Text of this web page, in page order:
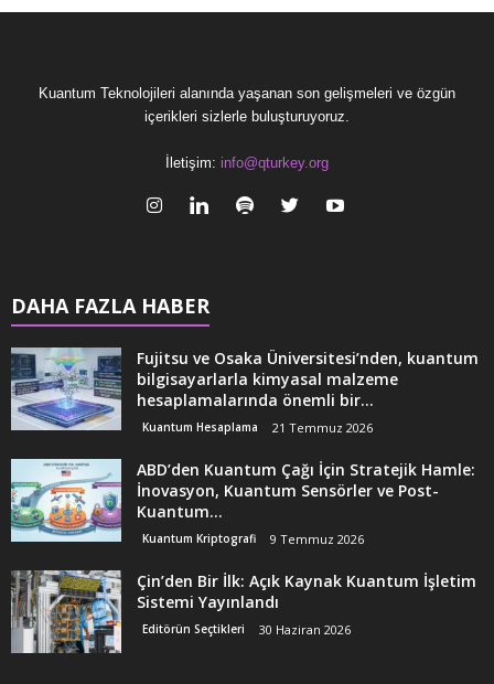
Kuantum Teknolojileri alanında yaşanan son gelişmeleri ve özgün
içerikleri sizlerle buluşturuyoruz.
İletişim: info@qturkey.org
DAHA FAZLA HABER
Fujitsu ve Osaka Üniversitesi’nden, kuantum
bilgisayarlarla kimyasal malzeme
hesaplamalarında önemli bir...
Kuantum Hesaplama 21 Temmuz 2026
ABD’den Kuantum Çağı İçin Stratejik Hamle:
İnovasyon, Kuantum Sensörler ve Post-
Kuantum...
Kuantum Kriptografi 9 Temmuz 2026
Çin’den Bir İlk: Açık Kaynak Kuantum İşletim
Sistemi Yayınlandı
Editörün Seçtikleri 30 Haziran 2026